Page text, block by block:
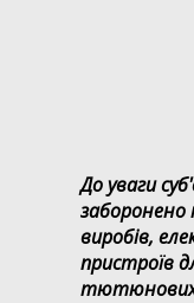
До уваги
виробів,
пристроїв
тютюнових